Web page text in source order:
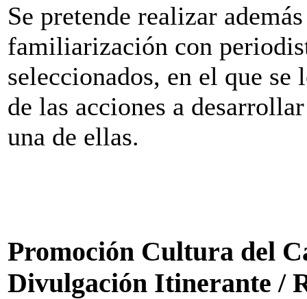
Se pretende realizar
familiarización con
seleccionados, en el que
de las acciones a
una de ellas.
Promoción Cultura del
Divulgación Itinerante /